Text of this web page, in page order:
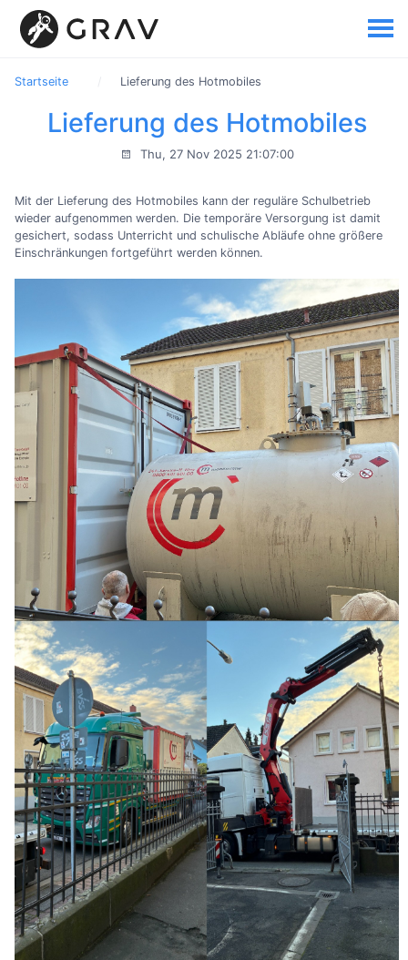
Startseite Lieferung des Hotmobiles
Lieferung des Hotmobiles
Thu, 27 Nov 2025 21:07:00
Mit der Lieferung des Hotmobiles kann der reguläre Schulbetrieb
wieder aufgenommen werden. Die temporäre Versorgung ist damit
gesichert, sodass Unterricht und schulische Abläufe ohne größere
Einschränkungen fortgeführt werden können.